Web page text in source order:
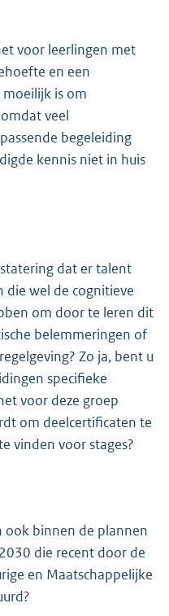
voor leerlingen met
en een
is om
veel
begeleiding
kennis niet in huis
dat er talent
die wel de cognitieve
om door te leren dit
belemmeringen of
Zo ja, bent u
specifieke
voor deze groep
om deelcertificaten te
vinden voor stages?
ook binnen de plannen
die recent door de
en Maatschappelijke